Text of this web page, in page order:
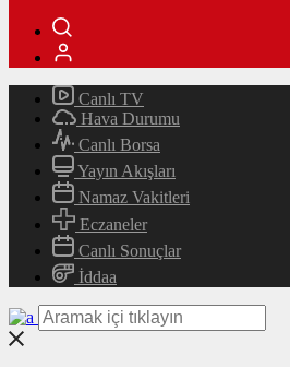
Canlı TV
Hava Durumu
Canlı Borsa
Yayın Akışları
Namaz Vakitleri
Eczaneler
Canlı Sonuçlar
İddaa